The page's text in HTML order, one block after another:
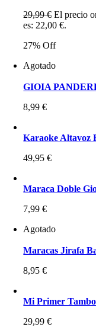
29,99€ El precio
es: 22,00 €.
27% Off
Agotado
GIOIA
8,99€
Karaoke Altavoz
49,95€
Maraca Doble
7,99€
Agotado
Maracas Jirafa
8,95€
Mi Primer
29,99€